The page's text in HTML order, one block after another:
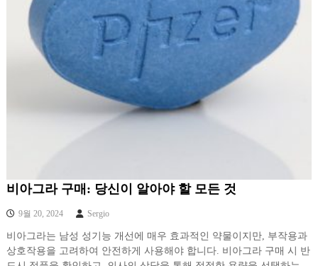
비아그라 구매: 당신이 알아야 할 모든 것
9월 20, 2024 Sergio
비아그라는 남성 성기능 개선에 매우 효과적인 약물이지만, 부작용과
상호작용을 고려하여 안전하게 사용해야 합니다. 비아그라 구매 시 반